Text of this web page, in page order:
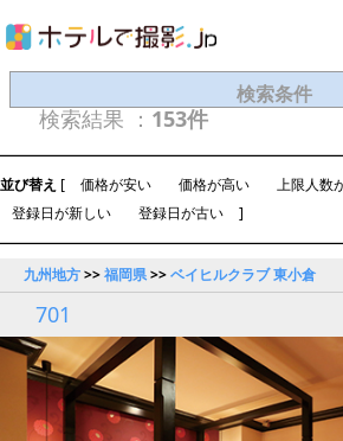
検索条件
検索結果 ： 153件
並び替え [ 価格が安い 価格が高い 上限人数
登録日が新しい
登録日が古い ]
九州地方>>福岡県>>ベイヒルクラブ 東小倉
701